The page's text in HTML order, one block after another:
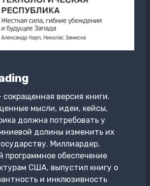
версия книги.
мысли, идеи, кейсы,
должна потребовать у
долины изменить их
Миллиардер,
программное обеспечение
США, выпустил книгу о
и инклюзивность